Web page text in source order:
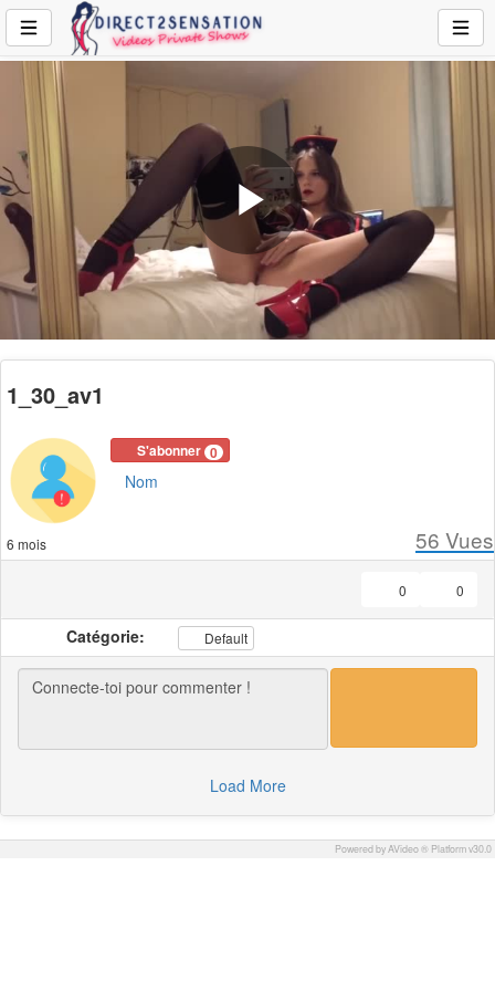
Play
Video
1_30_av1
S'abonner 0
Nom
6 mois 56 Vues
0
0
Catégorie: Default
Load More
Powered by AVideo ® Platform v30.0